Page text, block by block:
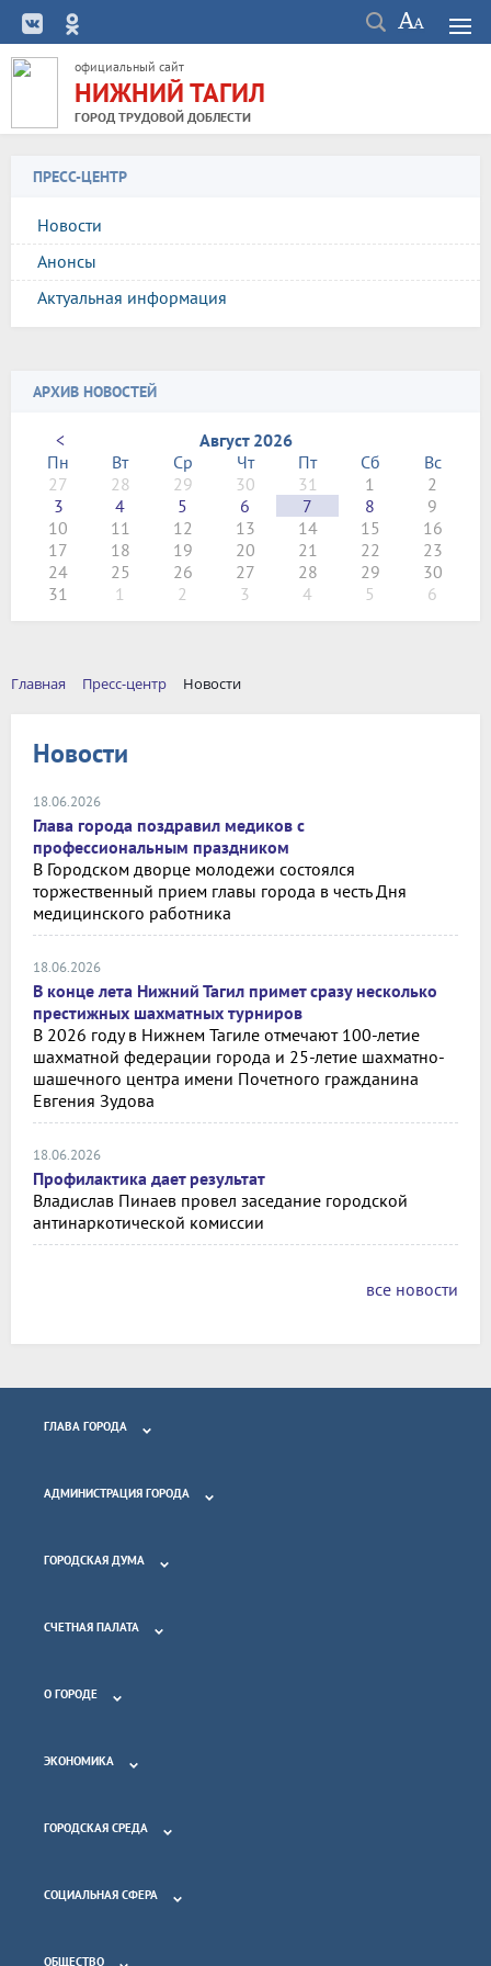
официальный сайт
НИЖНИЙ ТАГИЛ
ГОРОД ТРУДОВОЙ ДОБЛЕСТИ
ПРЕСС-ЦЕНТР
Новости
Анонсы
Актуальная информация
АРХИВ НОВОСТЕЙ
<
Август 2026
Пн
Вт Ср Чт Пт Сб
Вс
27
28 29 30 31 1
2
3
4 5 6 7 8
9
10
11 12 13 14 15
16
17
18 19 20 21 22
23
24
25 26 27 28 29
30
31
1 2 3 4 5 6
Главная Пресс-центр Новости
Новости
18.06.2026
Глава города поздравил медиков с
профессиональным праздником
В Городском дворце молодежи состоялся
торжественный прием главы города в честь Дня
медицинского работника
18.06.2026
В конце лета Нижний Тагил примет сразу несколько
престижных шахматных турниров
В 2026 году в Нижнем Тагиле отмечают 100-летие
шахматной федерации города и 25-летие шахматно-
шашечного центра имени Почетного гражданина
Евгения Зудова
18.06.2026
Профилактика дает результат
Владислав Пинаев провел заседание городской
антинаркотической комиссии
все новости
ГЛАВА ГОРОДА
АДМИНИСТРАЦИЯ ГОРОДА
ГОРОДСКАЯ ДУМА
СЧЕТНАЯ ПАЛАТА
О ГОРОДЕ
ЭКОНОМИКА
ГОРОДСКАЯ СРЕДА
СОЦИАЛЬНАЯ СФЕРА
ОБЩЕСТВО